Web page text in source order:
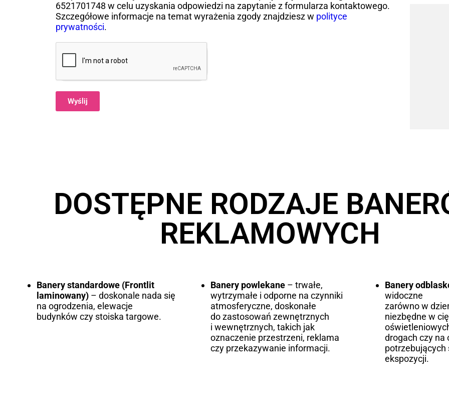
6521701748 w celu uzyskania odpowiedzi na zapytanie z formularza kontaktowego.
Szczegółowe informacje na temat wyrażenia zgody znajdziesz w polityce
prywatności.
Wyślij
DOSTĘPNE RODZAJE
REKLAMOWYCH
Banery standardowe (Frontlit
laminowany) – doskonale nada się
na ogrodzenia, elewacje
budynków czy stoiska targowe.
Banery powlekane – trwałe,
wytrzymałe i odporne na czynniki
atmosferyczne, doskonałe
do zastosowań zewnętrznych
i wewnętrznych, takich jak
oznaczenie przestrzeni, reklama
czy przekazywanie informacji.
Banery
widoczne
zarówno w
niezbędne w
drogach czy na
potrzebujących
ekspozycji.